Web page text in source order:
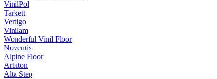
VinilPol
Tarkett
Vertigo
Vinilam
Wonderful Vinil Floor
Noventis
Alpine Floor
Arbiton
Alta Step